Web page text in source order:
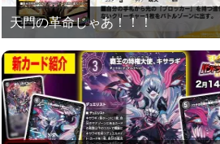
天門の革命じゃあ！！！